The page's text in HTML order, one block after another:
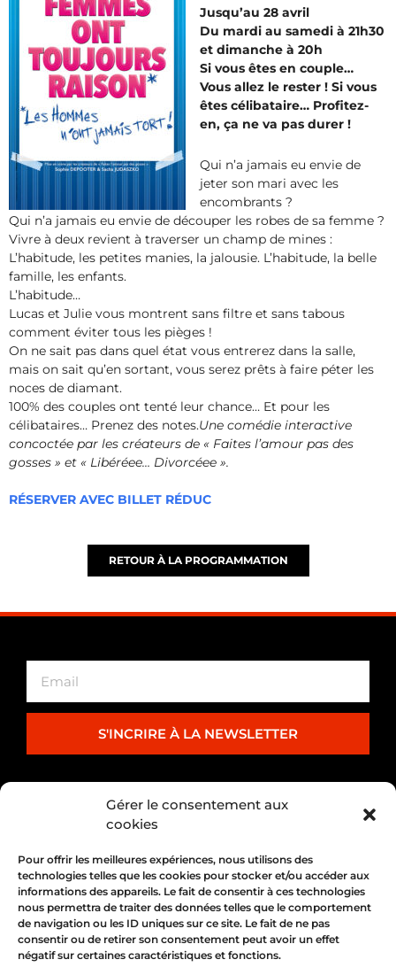
Gérer le consentement aux
cookies
Pour offrir les meilleures expériences, nous utilisons des
technologies telles que les cookies pour stocker et/ou accéder aux
informations des appareils. Le fait de consentir à ces technologies
nous permettra de traiter des données telles que le comportement
de navigation ou les ID uniques sur ce site. Le fait de ne pas
consentir ou de retirer son consentement peut avoir un effet
négatif sur certaines caractéristiques et fonctions.
Jusqu’au 28 avril
Du mardi au samedi à 21h30
et dimanche à 20h
Si vous êtes en couple…
Vous allez le rester ! Si vous
êtes célibataire… Profitez-
en, ça ne va pas durer !
Qui n’a jamais eu envie de
jeter son mari avec les
encombrants ?
Qui n’a jamais eu envie de découper les robes de sa femme ?
Vivre à deux revient à traverser un champ de mines :
L’habitude, les petites manies, la jalousie. L’habitude, la belle
famille, les enfants.
L’habitude…
Lucas et Julie vous montrent sans filtre et sans tabous
comment éviter tous les pièges !
On ne sait pas dans quel état vous entrerez dans la salle,
mais on sait qu’en sortant, vous serez prêts à faire péter les
noces de diamant.
100% des couples ont tenté leur chance… Et pour les
célibataires… Prenez des notes.Une comédie interactive
concoctée par les créateurs de « Faites l’amour pas des
gosses » et « Libéréee… Divorcéee ».
RÉSERVER AVEC BILLET RÉDUC
RETOUR À LA PROGRAMMATION
S'INCRIRE À LA NEWSLETTER
PARTENARIAT